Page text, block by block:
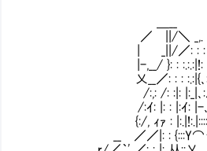
,.---
＿__ /
／ ||/＼ _,. .---
| _||/／: : : : : : : : :
|-,__/ }: : :.:.:|!: :{: :|: : :
乂__／: : : :.:|{､: Ⅵ:
/:,: /: :|: |:_|､:从､__､
/:ｲ: |: : |:ｲ: |-､､: :.:|{: |
{:/, ｨｧ : |:.|!:.|:::::::＼｣
__ ／／|: : {:::Y⌒ヽ